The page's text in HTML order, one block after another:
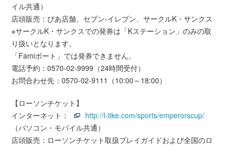
イル共通）
店頭販売：ぴあ店舗、セブン-イレブン、サークルK・サンクス
※サークルK・サンクスでの発券は「Kステーション」のみの取
り扱いとなります。
「Famiポート」では発券できません。
電話予約：0570-02-9999（24時間受付）
お問合わせ先：0570-02-9111（10:00～18:00）
【ローソンチケット】
インターネット：
http://l-tike.com/sports/emperorscup/
（パソコン・モバイル共通）
店頭販売：ローソンチケット取扱プレイガイドおよび全国のロ